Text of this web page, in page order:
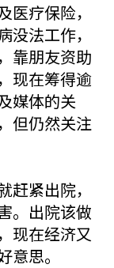
疗保险，
法工作，
靠朋友资助
现在筹得逾
媒体的关
但仍然关注
紧出院，
。出院该做
现在经济又
思。